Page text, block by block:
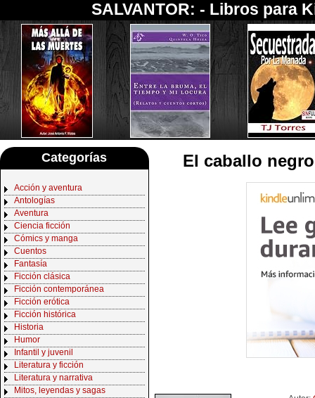
SALVANTOR: - Libros para
Categorías
Acción y aventura
Antologías
Aventura
Ciencia ficción
Cómics y manga
Cuentos
Fantasía
Ficción clásica
Ficción contemporánea
Ficción erótica
Ficción histórica
Historia
Humor
Infantil y juvenil
Literatura y ficción
Literatura y narrativa
Mitos, leyendas y sagas
El caballo